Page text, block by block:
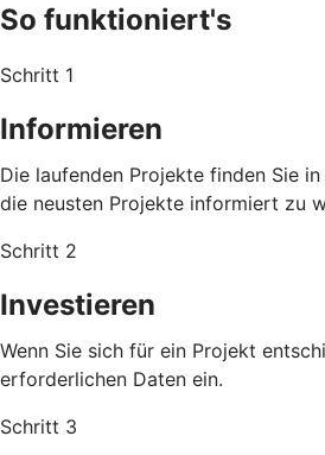
So funktioniert's
Schritt 1
Informieren
Die laufenden Projekte finden Sie
die neusten Projekte informiert zu
Schritt 2
Investieren
Wenn Sie sich für ein Projekt
erforderlichen Daten ein.
Schritt 3